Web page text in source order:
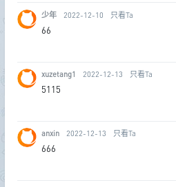
少年 2022-12-10 只看Ta
66
xuzetang1 2022-12-13 只看Ta
5115
anxin 2022-12-13 只看Ta
666